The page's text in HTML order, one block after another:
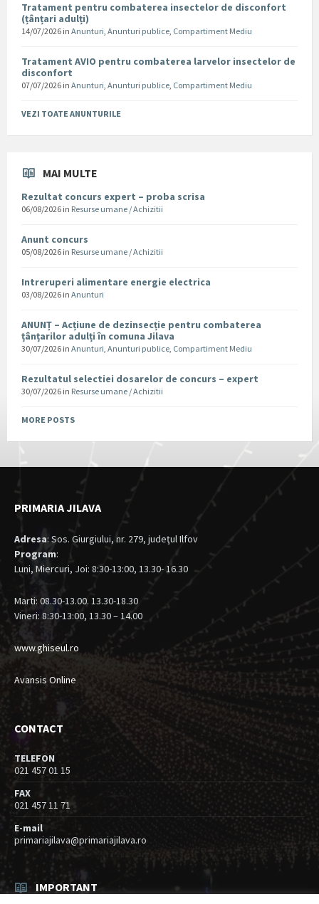
Tratament pentru combaterea insectelor de disconfort
(țânțari adulți)
14/07/2026 in Anunturi, Anunturi publice, Compartiment Mediu
Tratament AVIO pentru combaterea larvelor insectelor de
disconfort
07/07/2026 in Anunturi, Anunturi publice, Compartiment Mediu
VEZI TOATE ANUNTURILE
MAI MULTE
Rezultat concurs expert – proba scrisa
06/08/2026 in Resurse umane / Achizitii
Anunt concurs
05/08/2026 in Resurse umane / Achizitii
Intreruperi alimentare energie electrica
03/08/2026 in Anunturi
ANUNȚ – Acțiune de dezinsecție pentru combaterea
țânțarilor adulți în comuna Jilava
30/07/2026 in Anunturi, Anunturi publice, Compartiment Mediu
Rezultatul selectiei dosarelor de concurs – expert
30/07/2026 in Resurse umane / Achizitii
MORE POSTS
PRIMARIA JILAVA
Adresa: Sos. Giurgiului, nr. 279, judeţul Ilfov
Program:
Luni, Miercuri, Joi: 8:30-13:00, 13.30- 16.30
Marti: 08.30-13.00. 13.30-18.30
Vineri: 8:30-13:00, 13.30 – 14.00
www.ghiseul.ro
Avansis Online
CONTACT
TELEFON
021 457 01 15
FAX
021 457 11 71
E-mail
primariajilava@primariajilava.ro
IMPORTANT